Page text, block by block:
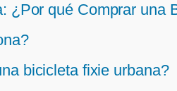
¿Por qué Comprar una
bicicleta fixie urbana?